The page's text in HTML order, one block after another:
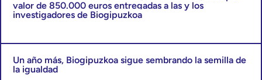
valor de 850.000 euros entregadas a las y los
investigadores de Biogipuzkoa
Un año más, Biogipuzkoa sigue sembrando la semilla de
la igualdad